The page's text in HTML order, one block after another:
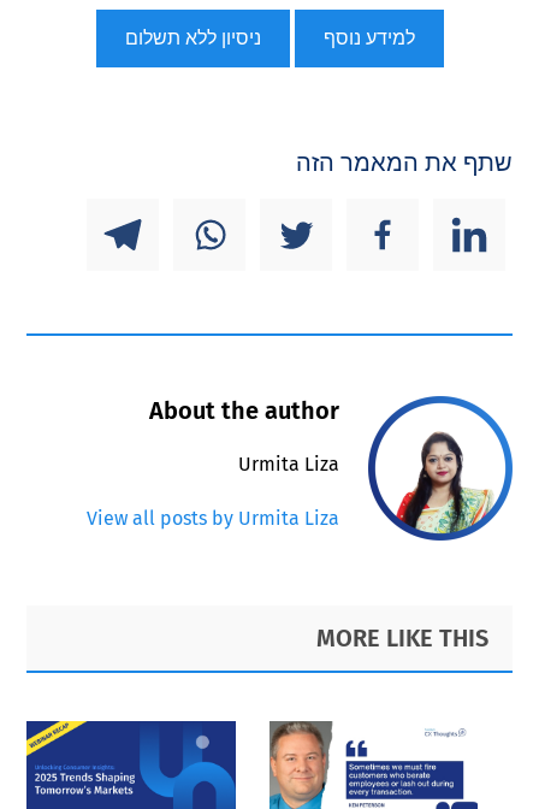
למידע נוסף ניסיון ללא תשלום
שתף את המאמר הזה
About the author
Urmita Liza
View all posts by Urmita Liza
Primary
Sidebar
Footer
MORE LIKE THIS